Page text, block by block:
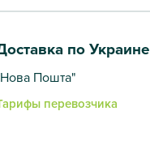
по Украине
Пошта"
перевозчика